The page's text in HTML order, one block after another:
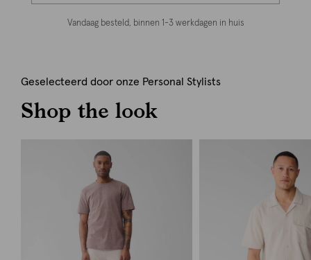
Vandaag besteld, binnen 1-3 werkdagen in huis
Geselecteerd door onze Personal Stylists
Shop the look